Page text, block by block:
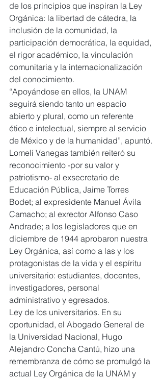
de los principios que inspiran la Ley
Orgánica: la libertad de cátedra, la
inclusión de la comunidad, la
participación democrática, la equidad,
el rigor académico, la vinculación
comunitaria y la internacionalización
del conocimiento.
“Apoyándose en ellos, la UNAM
seguirá siendo tanto un espacio
abierto y plural, como un referente
ético e intelectual, siempre al servicio
de México y de la humanidad”, apuntó.
Lomelí Vanegas también reiteró su
reconocimiento -por su valor y
patriotismo- al exsecretario de
Educación Pública, Jaime Torres
Bodet; al expresidente Manuel Ávila
Camacho; al exrector Alfonso Caso
Andrade; a los legisladores que en
diciembre de 1944 aprobaron nuestra
Ley Orgánica, así como a las y los
protagonistas de la vida y el espíritu
universitario: estudiantes, docentes,
investigadores, personal
administrativo y egresados.
Ley de los universitarios. En su
oportunidad, el Abogado General de
la Universidad Nacional, Hugo
Alejandro Concha Cantú, hizo una
remembranza de cómo se promulgó la
actual Ley Orgánica de la UNAM y